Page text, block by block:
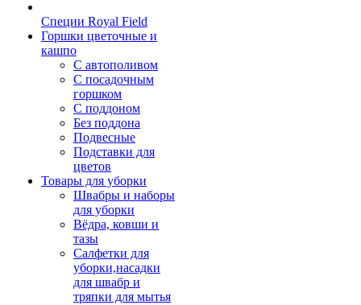
Специи Royal Field
Горшки цветочные и
кашпо
С автополивом
С посадочным
горшком
С поддоном
Без поддона
Подвесные
Подставки для
цветов
Товары для уборки
Швабры и наборы
для уборки
Вёдра, ковши и
тазы
Салфетки для
уборки,насадки
для швабр и
тряпки для мытья